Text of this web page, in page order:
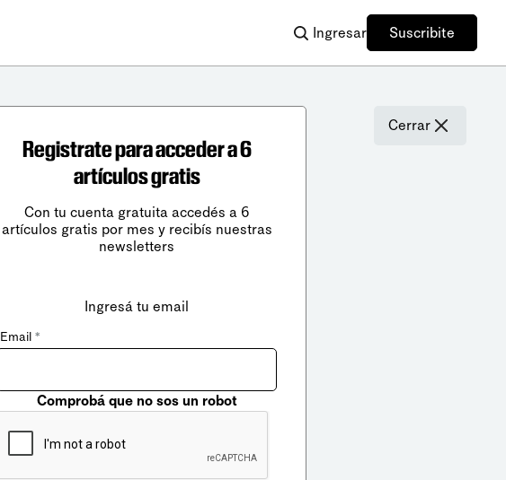
Ingresar Suscribite
Cerrar
Registrate para acceder a 6
artículos gratis
Con tu cuenta gratuita accedés a 6
artículos gratis por mes y recibís nuestras
newsletters
Ingresá tu email
Email *
Comprobá que no sos un robot